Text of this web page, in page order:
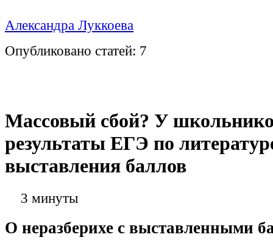
Александра Луккоева
Опубликовано статей: 7
Массовый сбой? У
результаты ЕГЭ по
выставления баллов
3 минуты
О неразберихе с выставленными